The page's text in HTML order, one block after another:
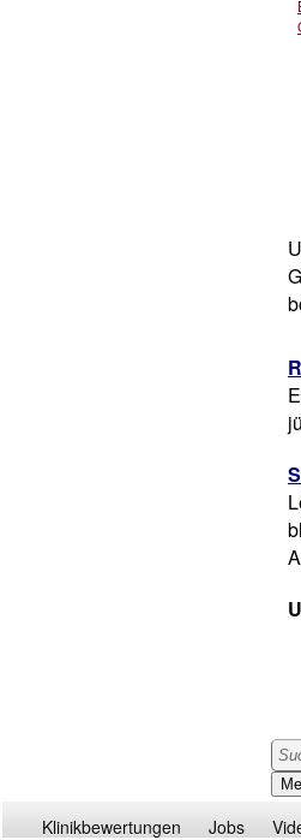
Klinikbewertungen Jobs